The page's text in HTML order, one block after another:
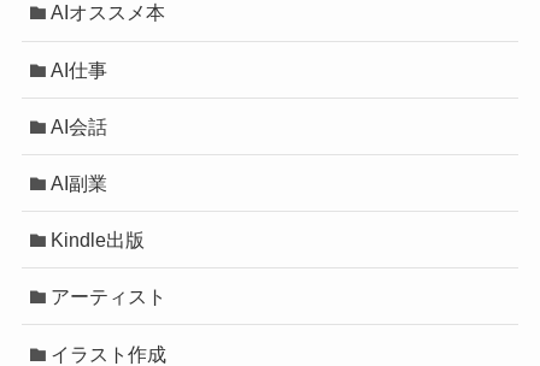
AIオススメ本
AI仕事
AI会話
AI副業
Kindle出版
アーティスト
イラスト作成